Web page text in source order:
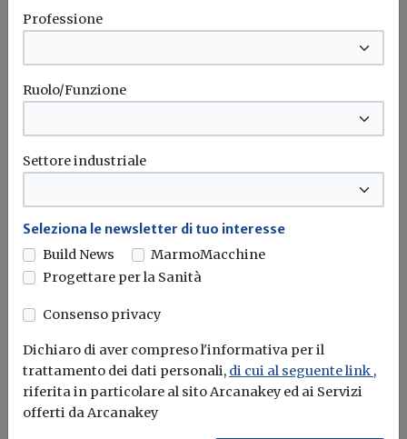
Idrogeno verde, una soluzione per
l'energia del futuro. Ma oggi è ancora
attraverso l'utilizzo dell'idrogeno verde. Ma al
momento... Leggi
Bonus elettrodomestici green,
rendere la casa più efficiente
Il governo ha allo studio l'introduzione di un nuovo
bonus elettrodomestici, che...Leggi
Potrebbe interessarti
Professione
Ruolo/Funzione
Settore industriale
Seleziona le newsletter di tuo interesse
Build News
MarmoMacchine
Progettare per la Sanità
Consenso privacy
Dichiaro di aver compreso l'informativa per il
trattamento dei dati personali, di cui al seguente link ,
riferita in particolare al sito Arcanakey ed ai Servizi
offerti da Arcanakey